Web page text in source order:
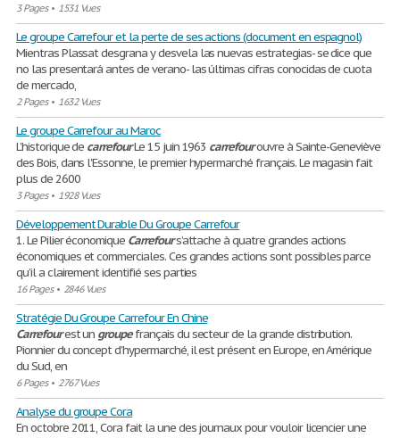
3 Pages• 1531 Vues
Le groupe Carrefour et la perte de ses actions (document en espagnol)
Mientras Plassat desgrana y desvela las nuevas estrategias- se dice que
no las presentará antes de verano- las últimas cifras conocidas de cuota
de mercado,
2 Pages• 1632 Vues
Le groupe Carrefour au Maroc
L’historique de carrefourLe 15 juin 1963 carrefourouvre à Sainte-Geneviève
des Bois, dans l'Essonne, le premier hypermarché français. Le magasin fait
plus de 2600
3 Pages• 1928 Vues
Développement Durable Du Groupe Carrefour
1. Le Pilier économique Carrefours’attache à quatre grandes actions
économiques et commerciales. Ces grandes actions sont possibles parce
qu’il a clairement identifié ses parties
16 Pages• 2846 Vues
Stratégie Du Groupe Carrefour En Chine
Carrefourest un groupefrançais du secteur de la grande distribution.
Pionnier du concept d’hypermarché, il est présent en Europe, en Amérique
du Sud, en
6 Pages• 2767 Vues
Analyse du groupe Cora
En octobre 2011, Cora fait la une des journaux pour vouloir licencier une